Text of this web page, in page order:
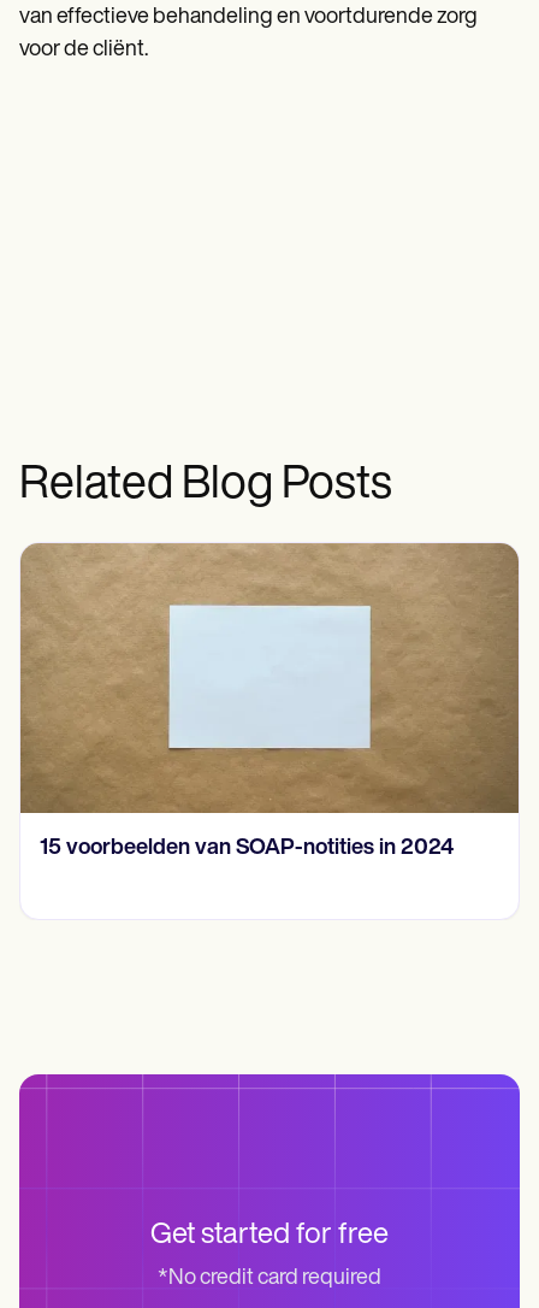
van effectieve behandeling en voortdurende zorg
voor de cliënt.
Related Blog Posts
15 voorbeelden van SOAP-notities in 2024
Get started for free
*No credit card required